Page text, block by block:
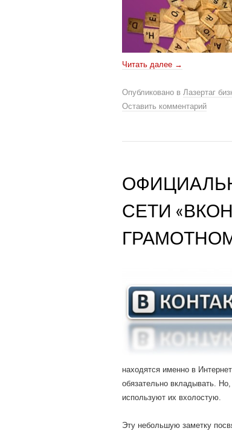
Читать далее →
Опубликовано в Лазертаг
Оставить комментарий
СЕТИ
находятся именно в
обязательно вкладывать.
используют их вхолостую.
Эту небольшую заметку